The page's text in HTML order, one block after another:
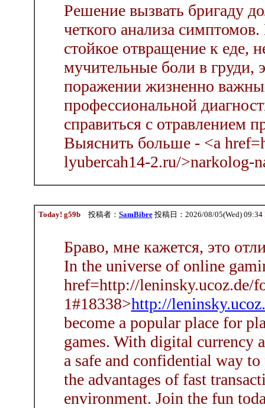
Решение вызвать бригаду
четкого анализа
стойкое отвращение к еде,
мучительные боли в груди,
поражении жизненно
профессиональной
справиться с отравлением
Выяснить больше - <a
lyubercah14-2.ru/>narkolog-
Today! g59b投稿者： SamBibre投稿日：2026/08/05(Wed) 09:34
Браво, мне кажется, это
In the universe of online
href=http://leninsky.ucoz.de/
1#18338>http://
become a popular place for
games. With digital currency
a safe and confidential way
the advantages of fast
environment. Join the fun